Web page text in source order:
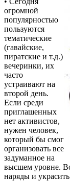
огромной
популярностью
пользуются
тематические
(гавайские,
пиратские и т.д.)
вечеринки, их
часто
устраивают на
второй день.
Если среди
приглашенных
нет активистов,
нужен человек,
который бы смог
организовать все
задуманное на
высшем уровне.
наряды и